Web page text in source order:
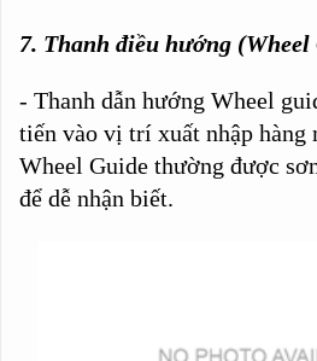
7. Thanh điều hướng (Wheel
- Thanh dẫn hướng Wheel
tiến vào vị trí xuất nhập hàng
Wheel Guide thường được
để dễ nhận biết.